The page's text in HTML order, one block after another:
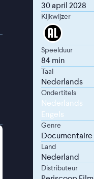
30 april 2028
Kijkwijzer
Speelduur
84 min
Taal
Nederlands
Ondertitels
Nederlands
Engels
Genre
Documentaire
Land
Nederland
Distributeur